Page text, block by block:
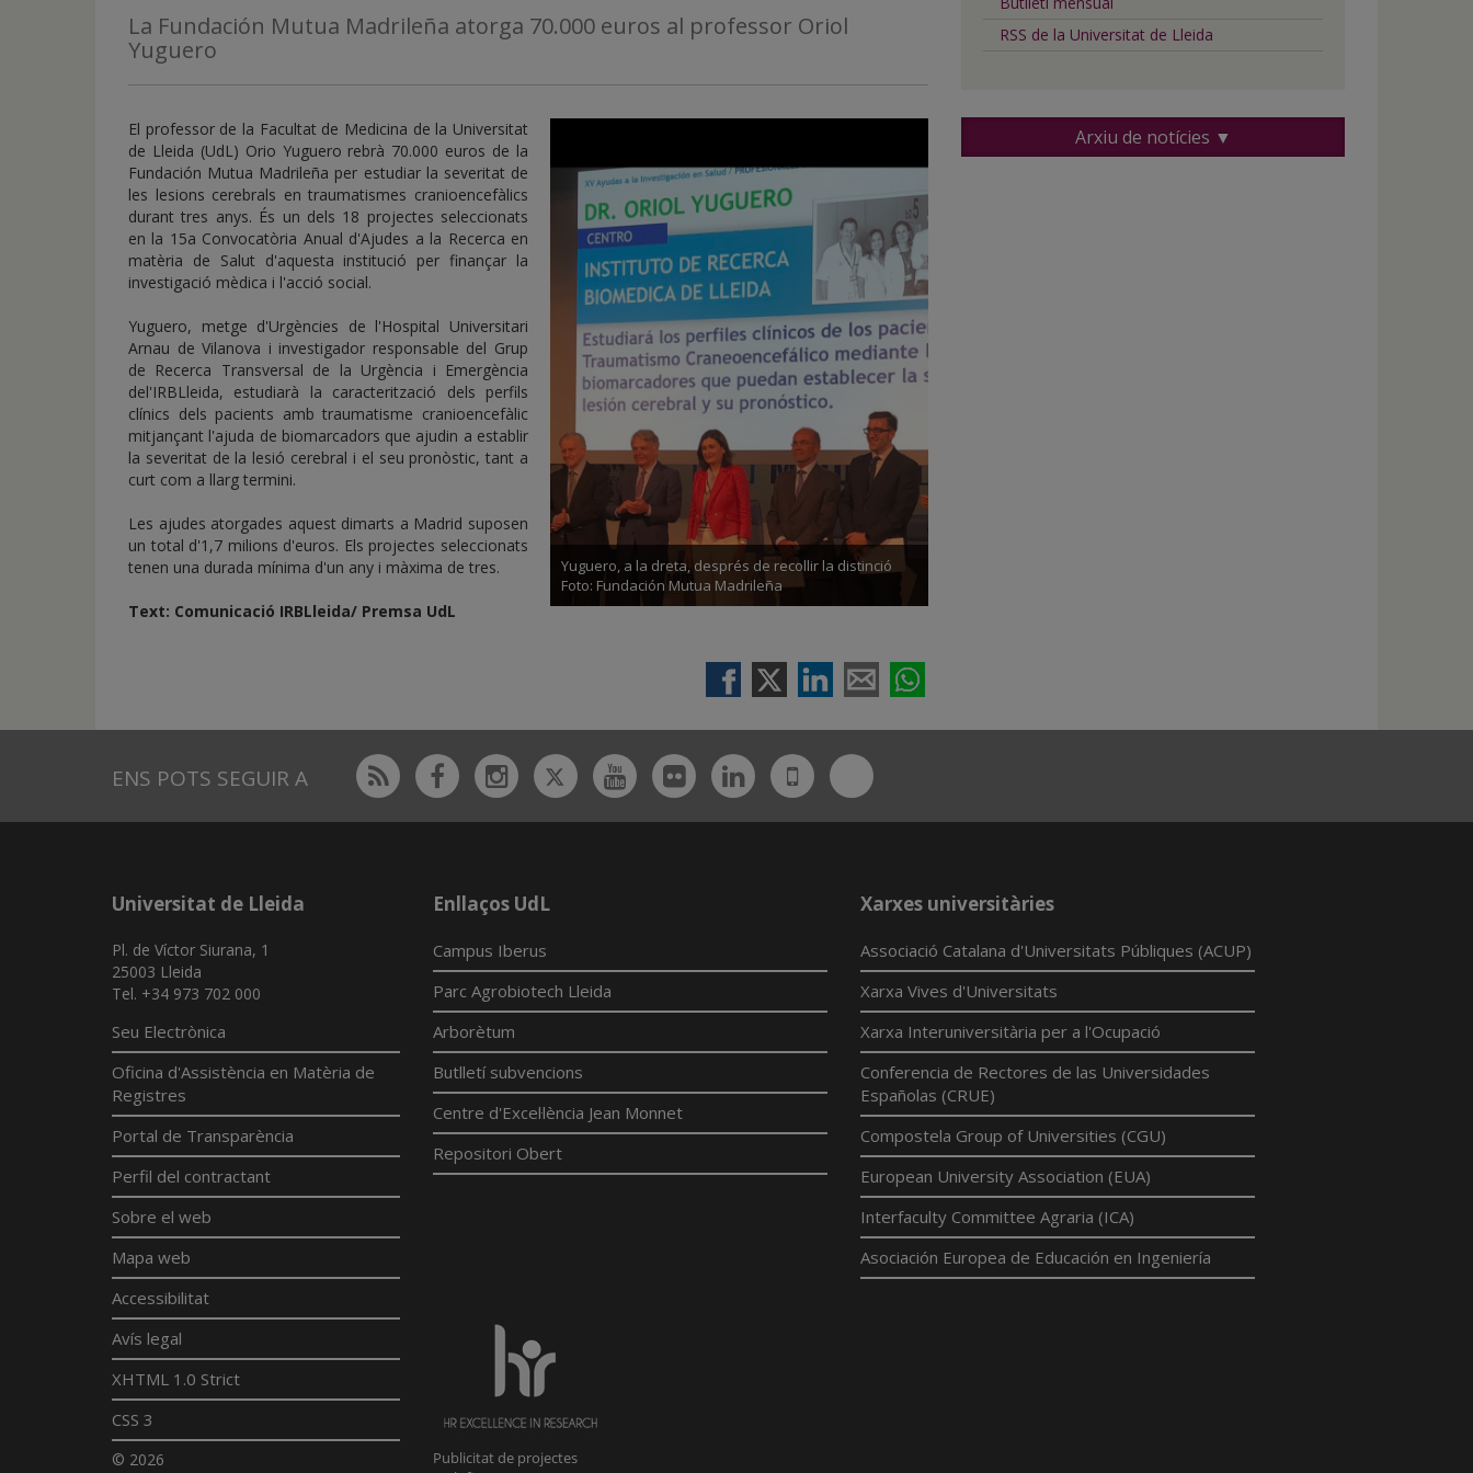
inicio
La Fundación Mutua Madrileña atorga 70.000 euros al professor Oriol
Yuguero
Yuguero, a la dreta, després de recollir la distinció
Foto: Fundación Mutua Madrileña
El professor de la Facultat de Medicina de la Universitat
de Lleida (UdL) Orio Yuguero rebrà 70.000 euros de la
Fundación Mutua Madrileña per estudiar la severitat de
les lesions cerebrals en traumatismes cranioencefàlics
durant tres anys. És un dels 18 projectes seleccionats
en la 15a Convocatòria Anual d'Ajudes a la Recerca en
matèria de Salut d'aquesta institució per finançar la
investigació mèdica i l'acció social.
Yuguero, metge d'Urgències de l'Hospital Universitari
Arnau de Vilanova i investigador responsable del Grup
de Recerca Transversal de la Urgència i Emergència
del'IRBLleida, estudiarà la caracterització dels perfils
clínics dels pacients amb traumatisme cranioencefàlic
mitjançant l'ajuda de biomarcadors que ajudin a establir
la severitat de la lesió cerebral i el seu pronòstic, tant a
curt com a llarg termini.
Les ajudes atorgades aquest dimarts a Madrid suposen
un total d'1,7 milions d'euros. Els projectes seleccionats
tenen una durada mínima d'un any i màxima de tres.
Text: Comunicació IRBLleida/ Premsa UdL
RSS de la Universitat de Lleida
Arxiu de notícies ▼
ENS POTS SEGUIR A Rss FacebookInstagram
TwitterYoutubeFlickrLinkedin
UdL
App
Bluesky
Universitat de Lleida
Pl. de Víctor Siurana, 1
25003 Lleida
Tel. +34 973 702 000
Seu Electrònica
Oficina d'Assistència en Matèria de
Registres
Portal de Transparència
Perfil del contractant
Sobre el web
Mapa web
Accessibilitat
Avís legal
XHTML 1.0 Strict
CSS 3
© 2026
Enllaços UdL
Campus Iberus
Parc Agrobiotech Lleida
Arborètum
Butlletí subvencions
Centre d'Excel·lència Jean Monnet
Repositori Obert
Xarxes universitàries
Associació Catalana d'Universitats Públiques (ACUP)
Xarxa Vives d'Universitats
Xarxa Interuniversitària per a l'Ocupació
Conferencia de Rectores de las Universidades
Españolas (CRUE)
Compostela Group of Universities (CGU)
European University Association (EUA)
Interfaculty Committee Agraria (ICA)
Asociación Europea de Educación en Ingeniería